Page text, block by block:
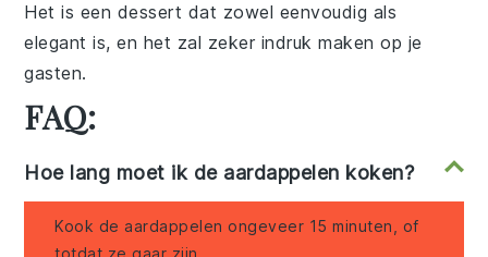
Het is een dessert dat zowel eenvoudig als
elegant is, en het zal zeker indruk maken op je
gasten.
FAQ:
Hoe lang moet ik de aardappelen koken?
Kook de aardappelen ongeveer 15 minuten, of